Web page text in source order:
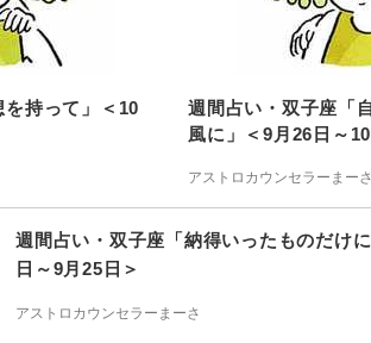
持って」＜10
週間占い・双子座「
風に」＜9月26日～
アストロカウンセラーまーさ
週間占い・双子座「納得いったものだけ
日～9月25日＞
アストロカウンセラーまーさ